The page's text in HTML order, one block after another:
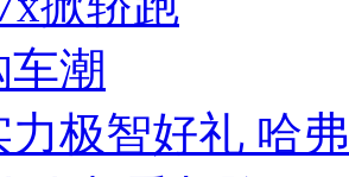
力极智好礼 哈